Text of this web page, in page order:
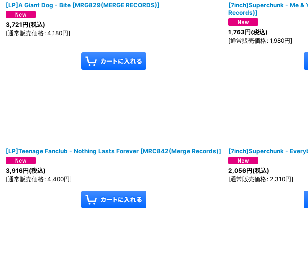
[LP]A Giant Dog - Bite [MRG829(MERGE RECORDS)]
3,721円(税込)
[通常販売価格: 4,180円]
[7inch]Superchunk - Me &
Records)]
1,763円(税込)
[通常販売価格: 1,980円]
[LP]Teenage Fanclub - Nothing Lasts Forever [MRC842(Merge Records)]
3,916円(税込)
[通常販売価格: 4,400円]
[7inch]Superchunk -
2,056円(税込)
[通常販売価格: 2,310円]